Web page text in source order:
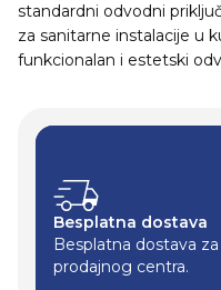
standardni odvodni
za sanitarne instalacije u
funkcionalan i estetski
Besplatna dostava
Besplatna dostava
prodajnog centra.